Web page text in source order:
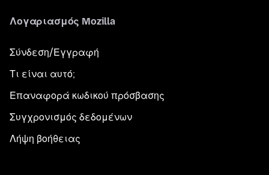
Λογαριασμός Mozilla
Σύνδεση/Εγγραφή
Τι είναι αυτό;
Επαναφορά κωδικού πρόσβασης
Συγχρονισμός δεδομένων
Λήψη βοήθειας